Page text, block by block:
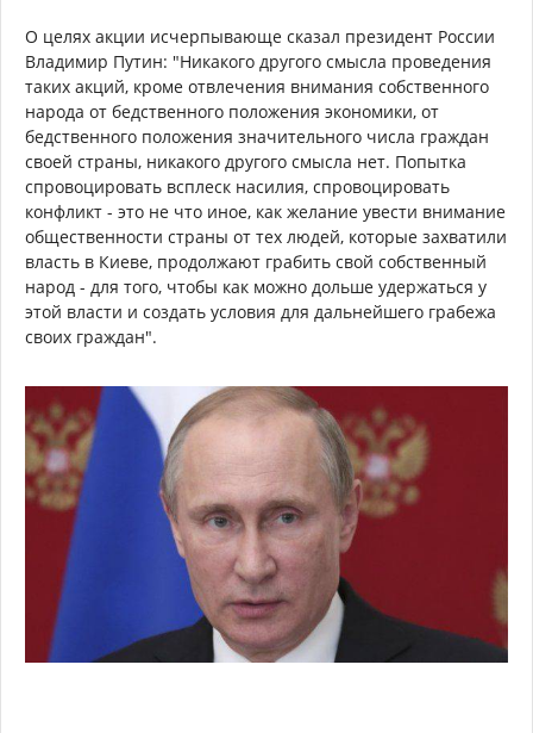
О целях акции исчерпывающе сказал президент России
Владимир Путин: "Никакого другого смысла проведения
таких акций, кроме отвлечения внимания собственного
народа от бедственного положения экономики, от
бедственного положения значительного числа граждан
своей страны, никакого другого смысла нет. Попытка
спровоцировать всплеск насилия, спровоцировать
конфликт - это не что иное, как желание увести внимание
общественности страны от тех людей, которые захватили
власть в Киеве, продолжают грабить свой собственный
народ - для того, чтобы как можно дольше удержаться у
этой власти и создать условия для дальнейшего грабежа
своих граждан".